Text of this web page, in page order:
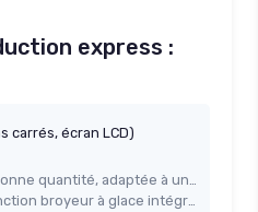
express :
carrés, écran LCD)
Production de glace rapide et en bonne quantité, adaptée à une famille ou un petit commerce
Glaçons carrés assez denses + fonction broyeur à glace intégrée, pratique pour cocktails et glace pilée